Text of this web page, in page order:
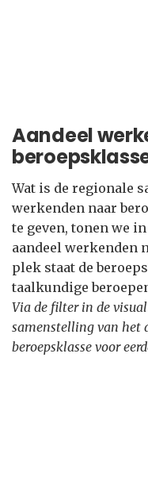
Aandeel
Wat is de regionale
werkenden naar
te geven, tonen we
aandeel werkenden
plek staat de
taalkundige
Via de filter in de
samenstelling van het
beroepsklasse voor